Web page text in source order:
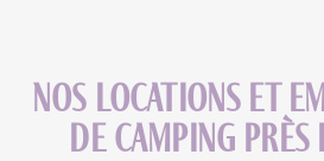
Nos locations et
de camping près